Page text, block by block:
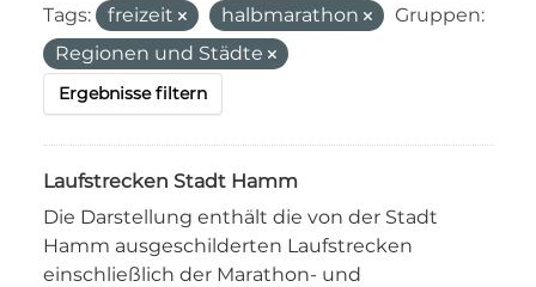
Tags: freizeit halbmarathon
Gruppen:
Regionen und Städte
Ergebnisse filtern
Laufstrecken Stadt Hamm
Die Darstellung enthält die von der Stadt
Hamm ausgeschilderten Laufstrecken
einschließlich der Marathon- und